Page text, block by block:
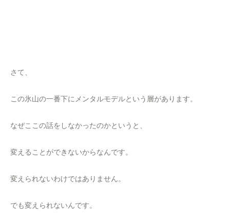
さて、
この氷山の一番下にメンタルモデルという層があります。
なぜここの話をしなかったのかというと、
変えることができないからなんです。
変えられないわけではありません。
でも変えられないんです。